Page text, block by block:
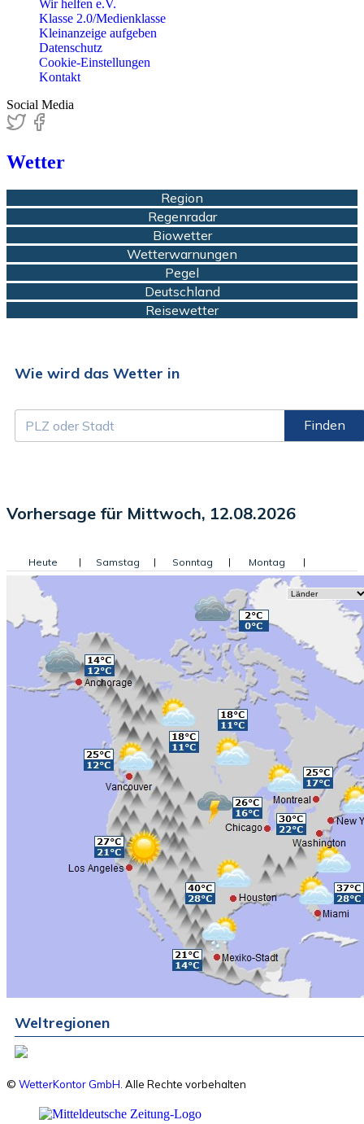
Wir helfen e.V.
Klasse 2.0/Medienklasse
Kleinanzeige aufgeben
Datenschutz
Cookie-Einstellungen
Kontakt
Social Media
Wetter
Region
Regenradar
Biowetter
Wetterwarnungen
Pegel
Deutschland
Reisewetter
Wie wird das Wetter in
Finden
Vorhersage für Mittwoch, 12.08.2026
Heute | Samstag | Sonntag | Montag |
Dienstag | Mittwoch
Weltregionen
© WetterKontor GmbH . Alle Rechte vorbehalten